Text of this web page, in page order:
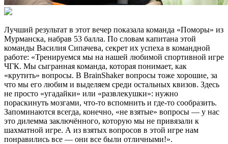
Лучший результат в этот вечер показала команда «Поморы» из
Мурманска, набрав 53 балла. По словам капитана этой
команды Василия Сипачева, секрет их успеха в командной
работе: «Тренируемся мы на нашей любимой спортивной игре
ЧГК. Мы сыгранная команда, которая понимает, как
«крутить» вопросы. В BrainShaker вопросы тоже хорошие, за
что мы его любим и выделяем среди остальных квизов. Здесь
не просто «угадайки» или «развлекушки»: нужно
пораскинуть мозгами, что-то вспомнить и где-то сообразить.
Запоминаются всегда, конечно, «не взятые» вопросы — у нас
это дилемма заключённого, которую мы не привязали к
шахматной игре. А из взятых вопросов в этой игре нам
понравились все — они все были отличными!».